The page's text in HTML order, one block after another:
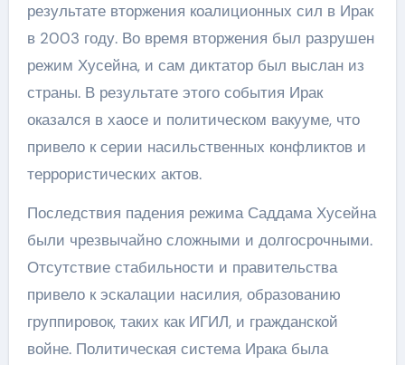
результате вторжения коалиционных сил в Ирак
в 2003 году. Во время вторжения был разрушен
режим Хусейна, и сам диктатор был выслан из
страны. В результате этого события Ирак
оказался в хаосе и политическом вакууме, что
привело к серии насильственных конфликтов и
террористических актов.
Последствия падения режима Саддама Хусейна
были чрезвычайно сложными и долгосрочными.
Отсутствие стабильности и правительства
привело к эскалации насилия, образованию
группировок, таких как ИГИЛ, и гражданской
войне. Политическая система Ирака была